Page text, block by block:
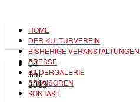
HOME
DER KULTURVEREIN
BISHERIGE VERANSTALTUNGEN
PRESSE
BILDERGALERIE
SPONSOREN
KONTAKT
04
Jan.
2013